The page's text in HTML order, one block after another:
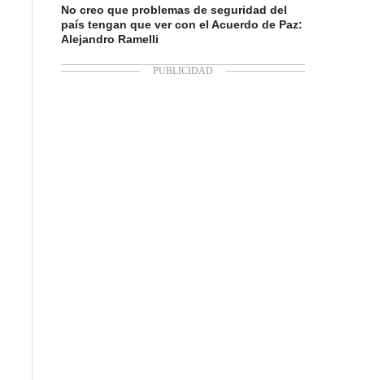
No creo que problemas de seguridad del
país tengan que ver con el Acuerdo de Paz:
Alejandro Ramelli